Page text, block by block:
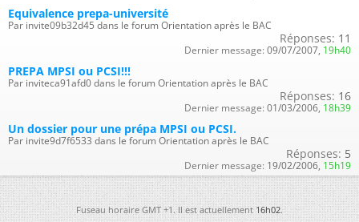
Equivalence prepa-université
Par invite09b32d45 dans le forum Orientation après le BAC
Réponses: 11
Dernier message: 09/07/2007, 19h40
PREPA MPSI ou PCSI!!!
Par inviteca91afd0 dans le forum Orientation après le BAC
Réponses: 16
Dernier message: 01/03/2006, 18h39
Un dossier pour une prépa MPSI ou PCSI.
Par invite9d7f6533 dans le forum Orientation après le BAC
Réponses: 5
Dernier message: 19/02/2006, 15h19
Fuseau horaire GMT +1. Il est actuellement16h02.